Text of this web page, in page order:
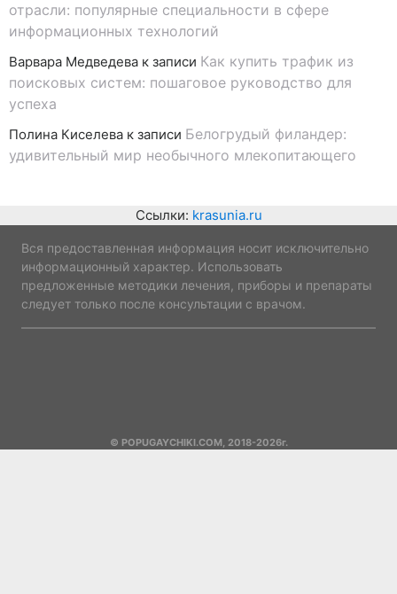
отрасли: популярные специальности в сфере
информационных технологий
Варвара Медведева к записи Как купить трафик из
поисковых систем: пошаговое руководство для
успеха
Полина Киселева к записи Белогрудый филандер:
удивительный мир необычного млекопитающего
Ссылки: krasunia.ru
Вся предоставленная информация носит исключительно
информационный характер. Использовать
предложенные методики лечения, приборы и препараты
следует только после консультации с врачом.
© POPUGAYCHIKI.COM, 2018-2026г.